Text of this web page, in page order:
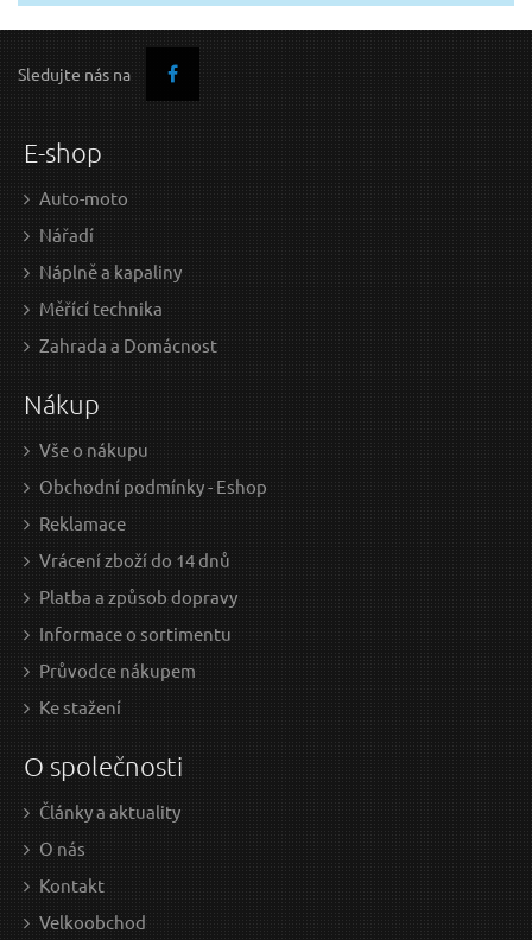
Sledujte nás na
E-shop
Auto-moto
Nářadí
Náplně a kapaliny
Měřící technika
Zahrada a Domácnost
Nákup
Vše o nákupu
Obchodní podmínky - Eshop
Reklamace
Vrácení zboží do 14 dnů
Platba a způsob dopravy
Informace o sortimentu
Průvodce nákupem
Ke stažení
O společnosti
Články a aktuality
O nás
Kontakt
Velkoobchod